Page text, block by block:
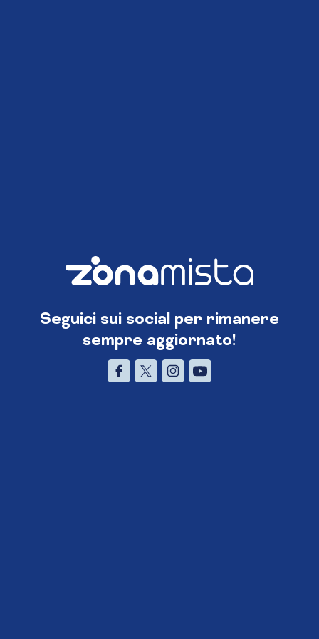
Seguici sui social per rimanere
sempre aggiornato!